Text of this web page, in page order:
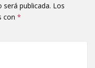
publicada. Los
con *